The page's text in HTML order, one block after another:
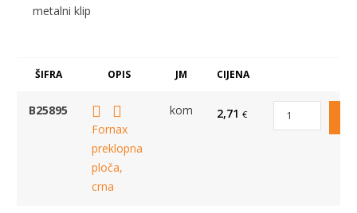
metalni klip
ŠIFRA OPIS JM CIJENA
B25895
Fornax
preklopna
ploča,
crna
kom 2,71 €